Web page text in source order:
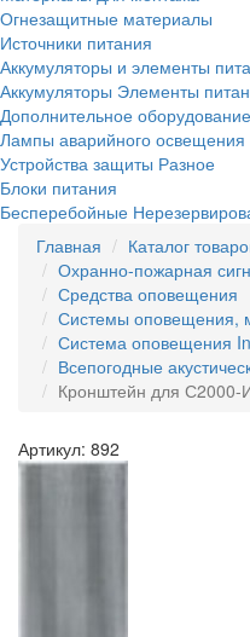
Огнезащитные материалы
Источники питания
Аккумуляторы и элементы
Аккумуляторы Элементы
Дополнительное оборудование
Лампы аварийного освещения
Устройства защиты Разное
Блоки питания
Бесперебойные
Главная
Каталог
Охранно-пожарная
Средства оповещения
Системы оповещения,
Система оповещения
Всепогодные
Кронштейн для С2000-
Артикул: 892